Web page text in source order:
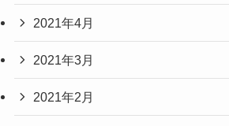
2021年4月
2021年3月
2021年2月